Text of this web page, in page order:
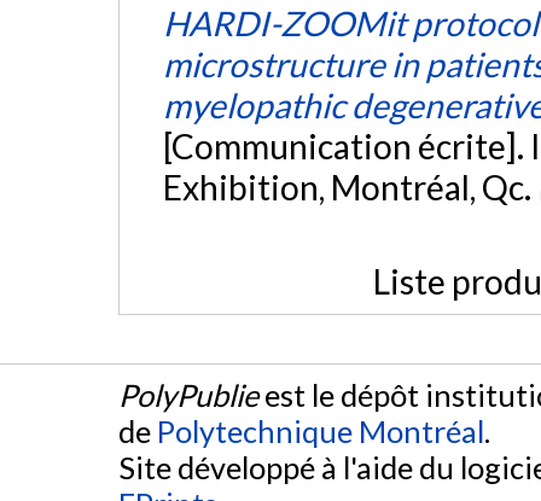
HARDI-ZOOMit
microstructure in
myelopathic
[Communication écrite].
Exhibition, Montréal, Qc.
Liste
PolyPublieest le dépôt
de Polytechnique Montréal.
Site développé à l'aide du